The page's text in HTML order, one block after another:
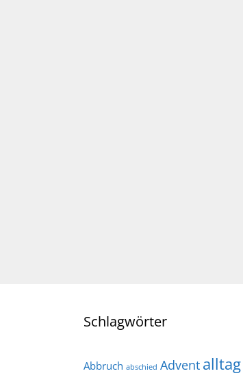
Schlagwörter
Abbruch abschied Advent alltag